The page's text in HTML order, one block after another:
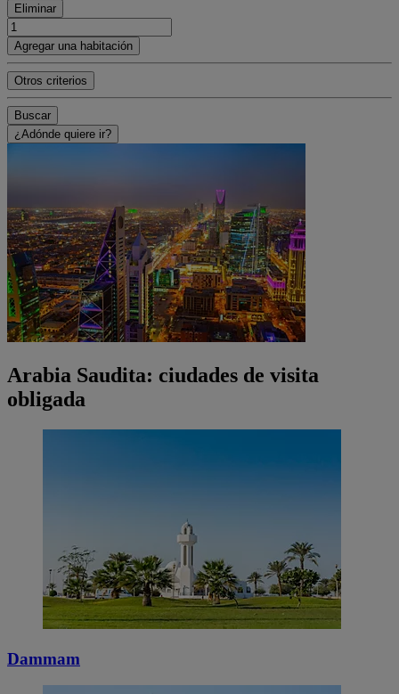
Eliminar
Agregar una habitación
Otros criterios
Buscar
¿Adónde quiere ir?
Arabia Saudita: ciudades de visita
obligada
Dammam